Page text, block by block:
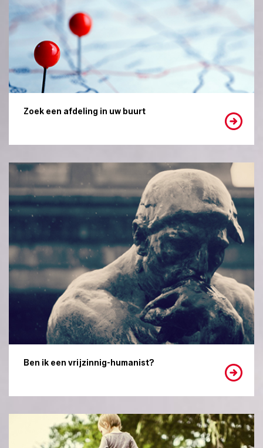
Zoek een afdeling in uw buurt
Ben ik een vrijzinnig-humanist?